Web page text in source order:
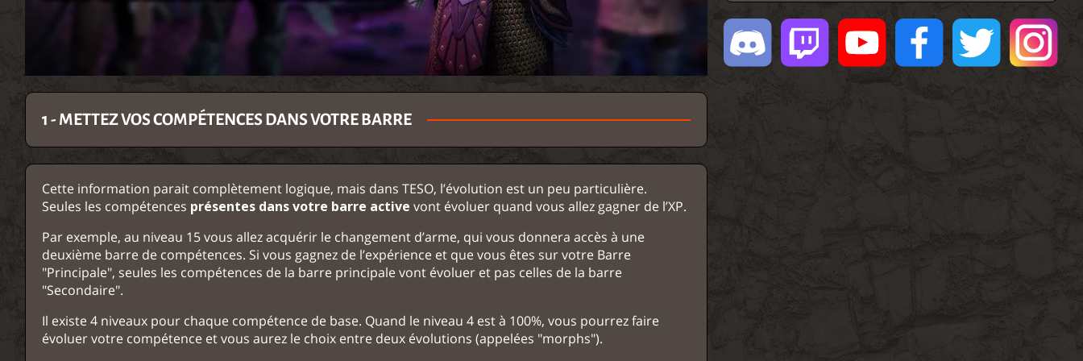
1 - METTEZ VOS COMPÉTENCES DANS VOTRE BARRE
Cette information parait complètement logique, mais dans TESO, l’évolution est un peu particulière.
Seules les compétences présentes dans votre barre active vont évoluer quand vous allez gagner de l’XP.
Par exemple, au niveau 15 vous allez acquérir le changement d’arme, qui vous donnera accès à une
deuxième barre de compétences. Si vous gagnez de l’expérience et que vous êtes sur votre Barre
"Principale", seules les compétences de la barre principale vont évoluer et pas celles de la barre
"Secondaire".
Il existe 4 niveaux pour chaque compétence de base. Quand le niveau 4 est à 100%, vous pourrez faire
évoluer votre compétence et vous aurez le choix entre deux évolutions (appelées "morphs").